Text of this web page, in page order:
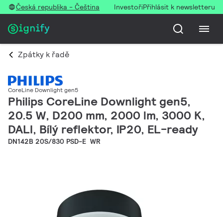
Česká republika - Čeština InvestořiPřihlásit k newsletteru
Zpátky k řadě
CoreLine Downlight gen5
Philips CoreLine Downlight gen5,
20.5 W, D200 mm, 2000 lm, 3000 K,
DALI, Bílý reflektor, IP20, EL-ready
DN142B 20S/830 PSD-E WR